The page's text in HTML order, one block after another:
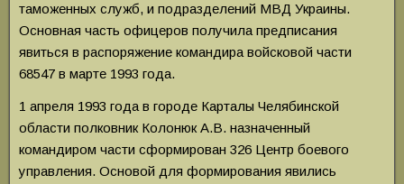
таможенных служб, и подразделений МВД Украины.
Основная часть офицеров получила предписания
явиться в распоряжение командира войсковой части
68547 в марте 1993 года.
1 апреля 1993 года в городе Карталы Челябинской
области полковник Колонюк А.В. назначенный
командиром части сформирован 326 Центр боевого
управления. Основой для формирования явились